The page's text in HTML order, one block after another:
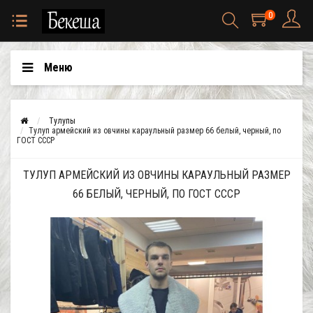
0
Меню
Тулупы
Тулуп армейский из овчины караульный размер 66 белый, черный, по
ГОСТ СССР
ТУЛУП АРМЕЙСКИЙ ИЗ ОВЧИНЫ КАРАУЛЬНЫЙ РАЗМЕР
66 БЕЛЫЙ, ЧЕРНЫЙ, ПО ГОСТ СССР